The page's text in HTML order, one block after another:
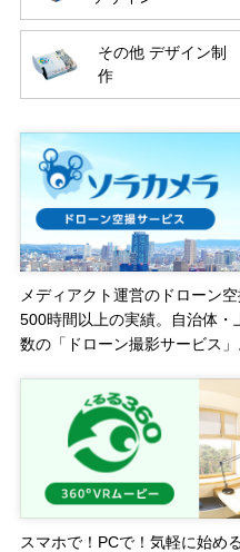
その他 デザイン制
作
メディアクト運営のドローン
500時間以上の実績。自治体
数の「ドローン撮影サービス」
スマホで！PCで！気軽に始め